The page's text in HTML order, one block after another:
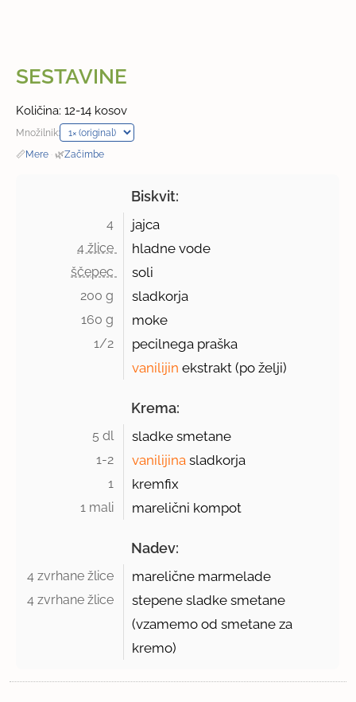
SESTAVINE
Količina: 12-14 kosov
Množilnik:
📏Mere · 🌿Začimbe
Biskvit:
4 jajca
4 žlice hladne vode
ščepec soli
200 g sladkorja
160 g moke
1/2
pecilnega praška
vanilijin ekstrakt (po želji)
Krema:
5 dl sladke smetane
1-2 vanilijina sladkorja
1 kremfix
1 mali marelični kompot
Nadev:
4 zvrhane žlice marelične marmelade
4 zvrhane žlice
stepene sladke smetane
(vzamemo od smetane za
kremo)